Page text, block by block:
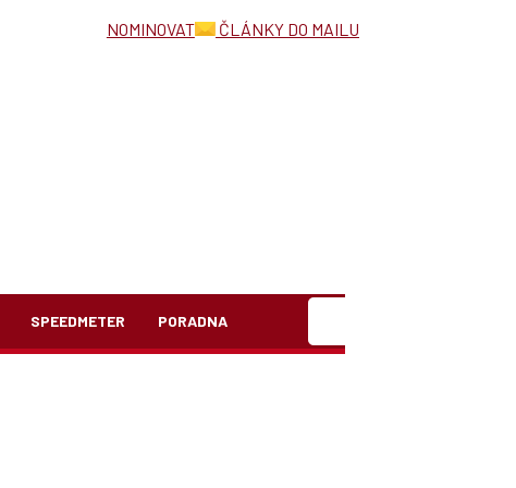
SPEEDMETER PORADNA
NOMINOVAT ČLÁNKY DO MAILU